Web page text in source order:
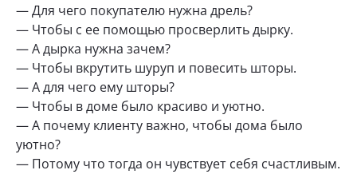
— Для чего покупателю нужна дрель?
— Чтобы с ее помощью просверлить дырку.
— А дырка нужна зачем?
— Чтобы вкрутить шуруп и повесить шторы.
— А для чего ему шторы?
— Чтобы в доме было красиво и уютно.
— А почему клиенту важно, чтобы дома было
уютно?
— Потому что тогда он чувствует себя счастливым.